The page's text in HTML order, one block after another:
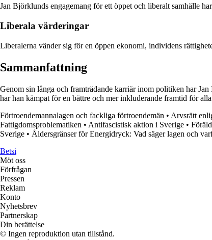
Jan Björklunds engagemang för ett öppet och liberalt samhälle
Liberala värderingar
Liberalerna vänder sig för en öppen ekonomi, individens
Sammanfattning
Genom sin långa och framträdande karriär inom politiken har
har han kämpat för en bättre och mer inkluderande framtid för
Förtroendemannalagen och fackliga förtroendemän • Arvsrätt
Fattigdomsproblematiken • Antifascistisk aktion i Sverige •
Sverige • Åldersgränser för Energidryck: Vad säger lagen och
Betsi
Möt oss
Förfrågan
Pressen
Reklam
Konto
Nyhetsbrev
Partnerskap
Din berättelse
© Ingen reproduktion utan tillstånd.